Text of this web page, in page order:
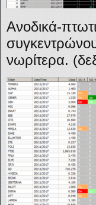
Ανοδικά-
νωρίτερα.